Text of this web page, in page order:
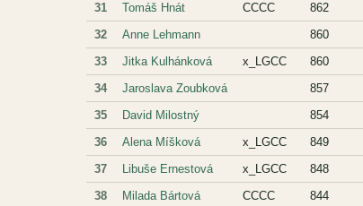
31 Tomáš Hnát CCCC 862
32 Anne Lehmann 860
33 Jitka Kulhánková x_LGCC 860
34 Jaroslava Zoubková 857
35 David Milostný 854
36 Alena Míšková x_LGCC 849
37 Libuše Ernestová x_LGCC 848
38 Milada Bártová CCCC 844